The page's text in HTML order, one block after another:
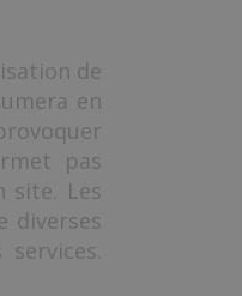
de
en
pas
site. Les
diverses